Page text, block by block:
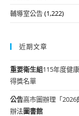
輔導室公告(1,222)
近期文章
重要衛生組115年度健
得獎名單
公告高市圖辦理「
辦法圖書館